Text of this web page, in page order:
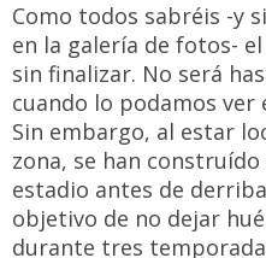
Como todos sabréis -y
en la galería de fotos-
sin finalizar. No será
cuando lo podamos ver
Sin embargo, al estar
zona, se han
estadio antes de
objetivo de no dejar
durante tres